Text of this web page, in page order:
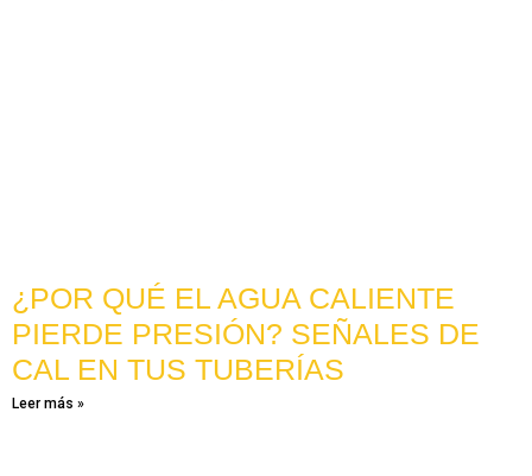
¿POR QUÉ EL AGUA CALIENTE
PIERDE PRESIÓN? SEÑALES DE
CAL EN TUS TUBERÍAS
Leer más »